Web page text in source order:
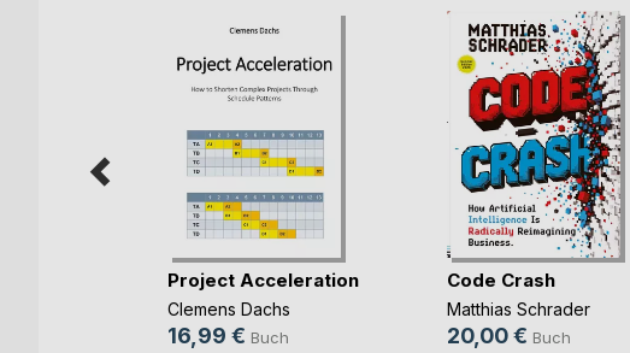
Project Acceleration
Clemens Dachs
16,99 € Buch
Code Crash
Matthias Schrader
20,00 € Buch